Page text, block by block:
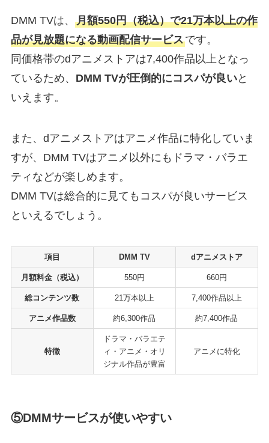
DMM TVは、 月額550円（税込）で21万本以上の作
品が見放題になる動画配信サービスです。
同価格帯のdアニメストアは7,400作品以上となっ
ているため、 DMM TVが圧倒的にコスパが良いと
いえます。
また、dアニメストアはアニメ作品に特化していま
すが、DMM TVはアニメ以外にもドラマ・バラエ
ティなどが楽しめます。
DMM TVは総合的に見てもコスパが良いサービス
といえるでしょう。
項目 DMM TV dアニメストア
月額料金（税込） 550円 660円
総コンテンツ数 21万本以上 7,400作品以上
アニメ作品数 約6,300作品 約7,400作品
特徴
ドラマ・バラエテ
ィ・アニメ・オリ
ジナル作品が豊富
アニメに特化
⑤DMMサービスが使いやすい